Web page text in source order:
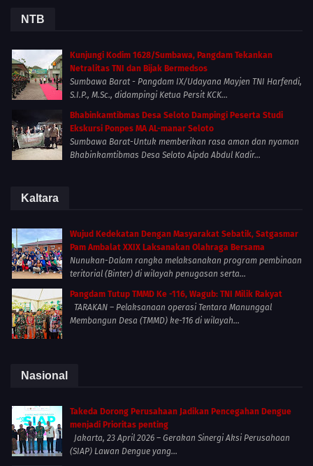
NTB
Kunjungi Kodim 1628/Sumbawa, Pangdam Tekankan
Netralitas TNI dan Bijak Bermedsos
Sumbawa Barat - Pangdam IX/Udayana Mayjen TNI Harfendi,
S.I.P., M.Sc., didampingi Ketua Persit KCK...
Bhabinkamtibmas Desa Seloto Dampingi Peserta Studi
Ekskursi Ponpes MA AL-manar Seloto
Sumbawa Barat-Untuk memberikan rasa aman dan nyaman
Bhabinkamtibmas Desa Seloto Aipda Abdul Kadir...
Kaltara
Wujud Kedekatan Dengan Masyarakat Sebatik, Satgasmar
Pam Ambalat XXIX Laksanakan Olahraga Bersama
Nunukan-Dalam rangka melaksanakan program pembinaan
teritorial (Binter) di wilayah penugasan serta...
Pangdam Tutup TMMD Ke -116, Wagub: TNI Milik Rakyat
TARAKAN – Pelaksanaan operasi Tentara Manunggal
Membangun Desa (TMMD) ke-116 di wilayah...
Nasional
Takeda Dorong Perusahaan Jadikan Pencegahan Dengue
menjadi Prioritas penting
Jakarta, 23 April 2026 – Gerakan Sinergi Aksi Perusahaan
(SIAP) Lawan Dengue yang...